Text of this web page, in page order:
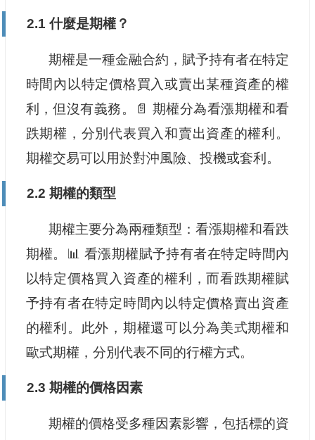
2.1 什麼是期權？
期權是一種金融合約，賦予持有者在特定
時間內以特定價格買入或賣出某種資產的權
利，但沒有義務。📄 期權分為看漲期權和看
跌期權，分別代表買入和賣出資產的權利。
期權交易可以用於對沖風險、投機或套利。
2.2 期權的類型
期權主要分為兩種類型：看漲期權和看跌
期權。📊 看漲期權賦予持有者在特定時間內
以特定價格買入資產的權利，而看跌期權賦
予持有者在特定時間內以特定價格賣出資產
的權利。此外，期權還可以分為美式期權和
歐式期權，分別代表不同的行權方式。
2.3 期權的價格因素
期權的價格受多種因素影響，包括標的資